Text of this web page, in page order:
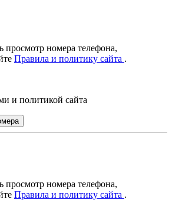
просмотр номера телефона,
Правила и политику сайта .
и политикой сайта
просмотр номера телефона,
Правила и политику сайта .